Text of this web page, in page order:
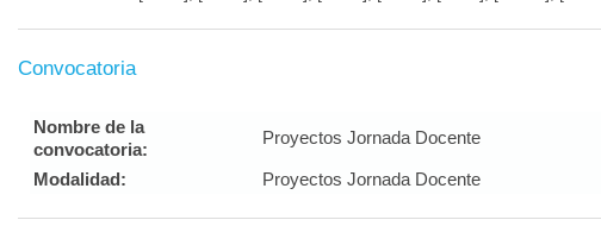
Convocatoria
Nombre de la
convocatoria:
Proyectos Jornada Docente
Modalidad: Proyectos Jornada Docente